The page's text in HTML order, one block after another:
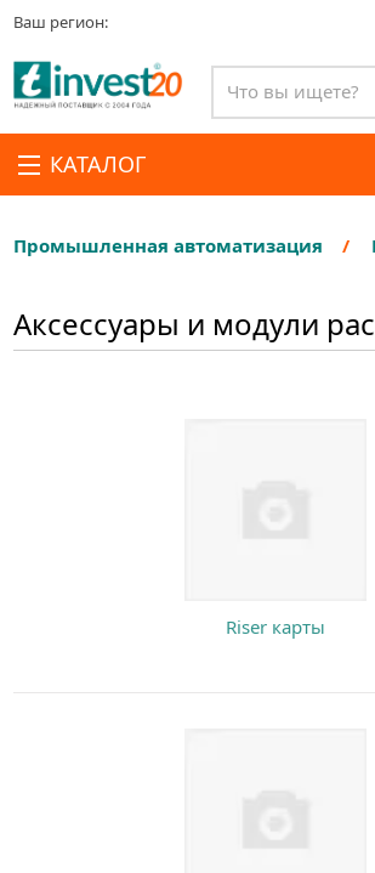
Ваш регион:
КАТАЛОГ
Промышленная автоматизация
Аксессуары и модули
Riser карты